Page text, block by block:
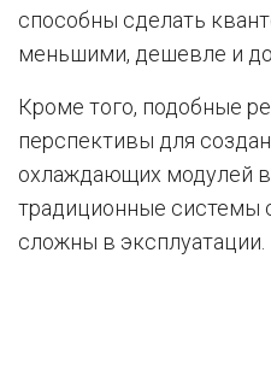
способны сделать
меньшими, дешевле и
Кроме того, подобные
перспективы для
охлаждающих модулей
традиционные системы
сложны в эксплуатации.